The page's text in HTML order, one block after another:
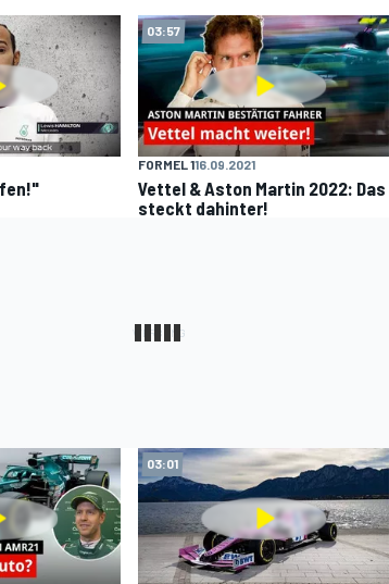
03:57
FORMEL 116.09.2021
Vettel & Aston Martin 2022: Das
steckt dahinter!
03:01